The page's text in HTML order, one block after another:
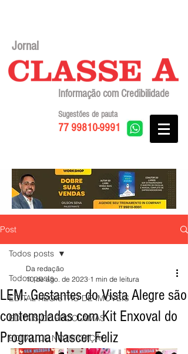
Jornal
Informação com Credibilidade
77 99810-9991
Sugestões de pauta
Post
Todos posts
EDITAL REGISTRO DE IMÓVEIS
EDITAIS DE PROCLAMAS
EDITAL DE NOTIFICAÇÃO
Todos posts
LEM: Gestantes do Vista Alegre são
contempladas com Kit Enxoval do
Programa Nascer Feliz
Da redação
10 de ago. de 2023 1 min de leitura